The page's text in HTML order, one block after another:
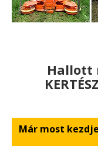
Hallott
Már most